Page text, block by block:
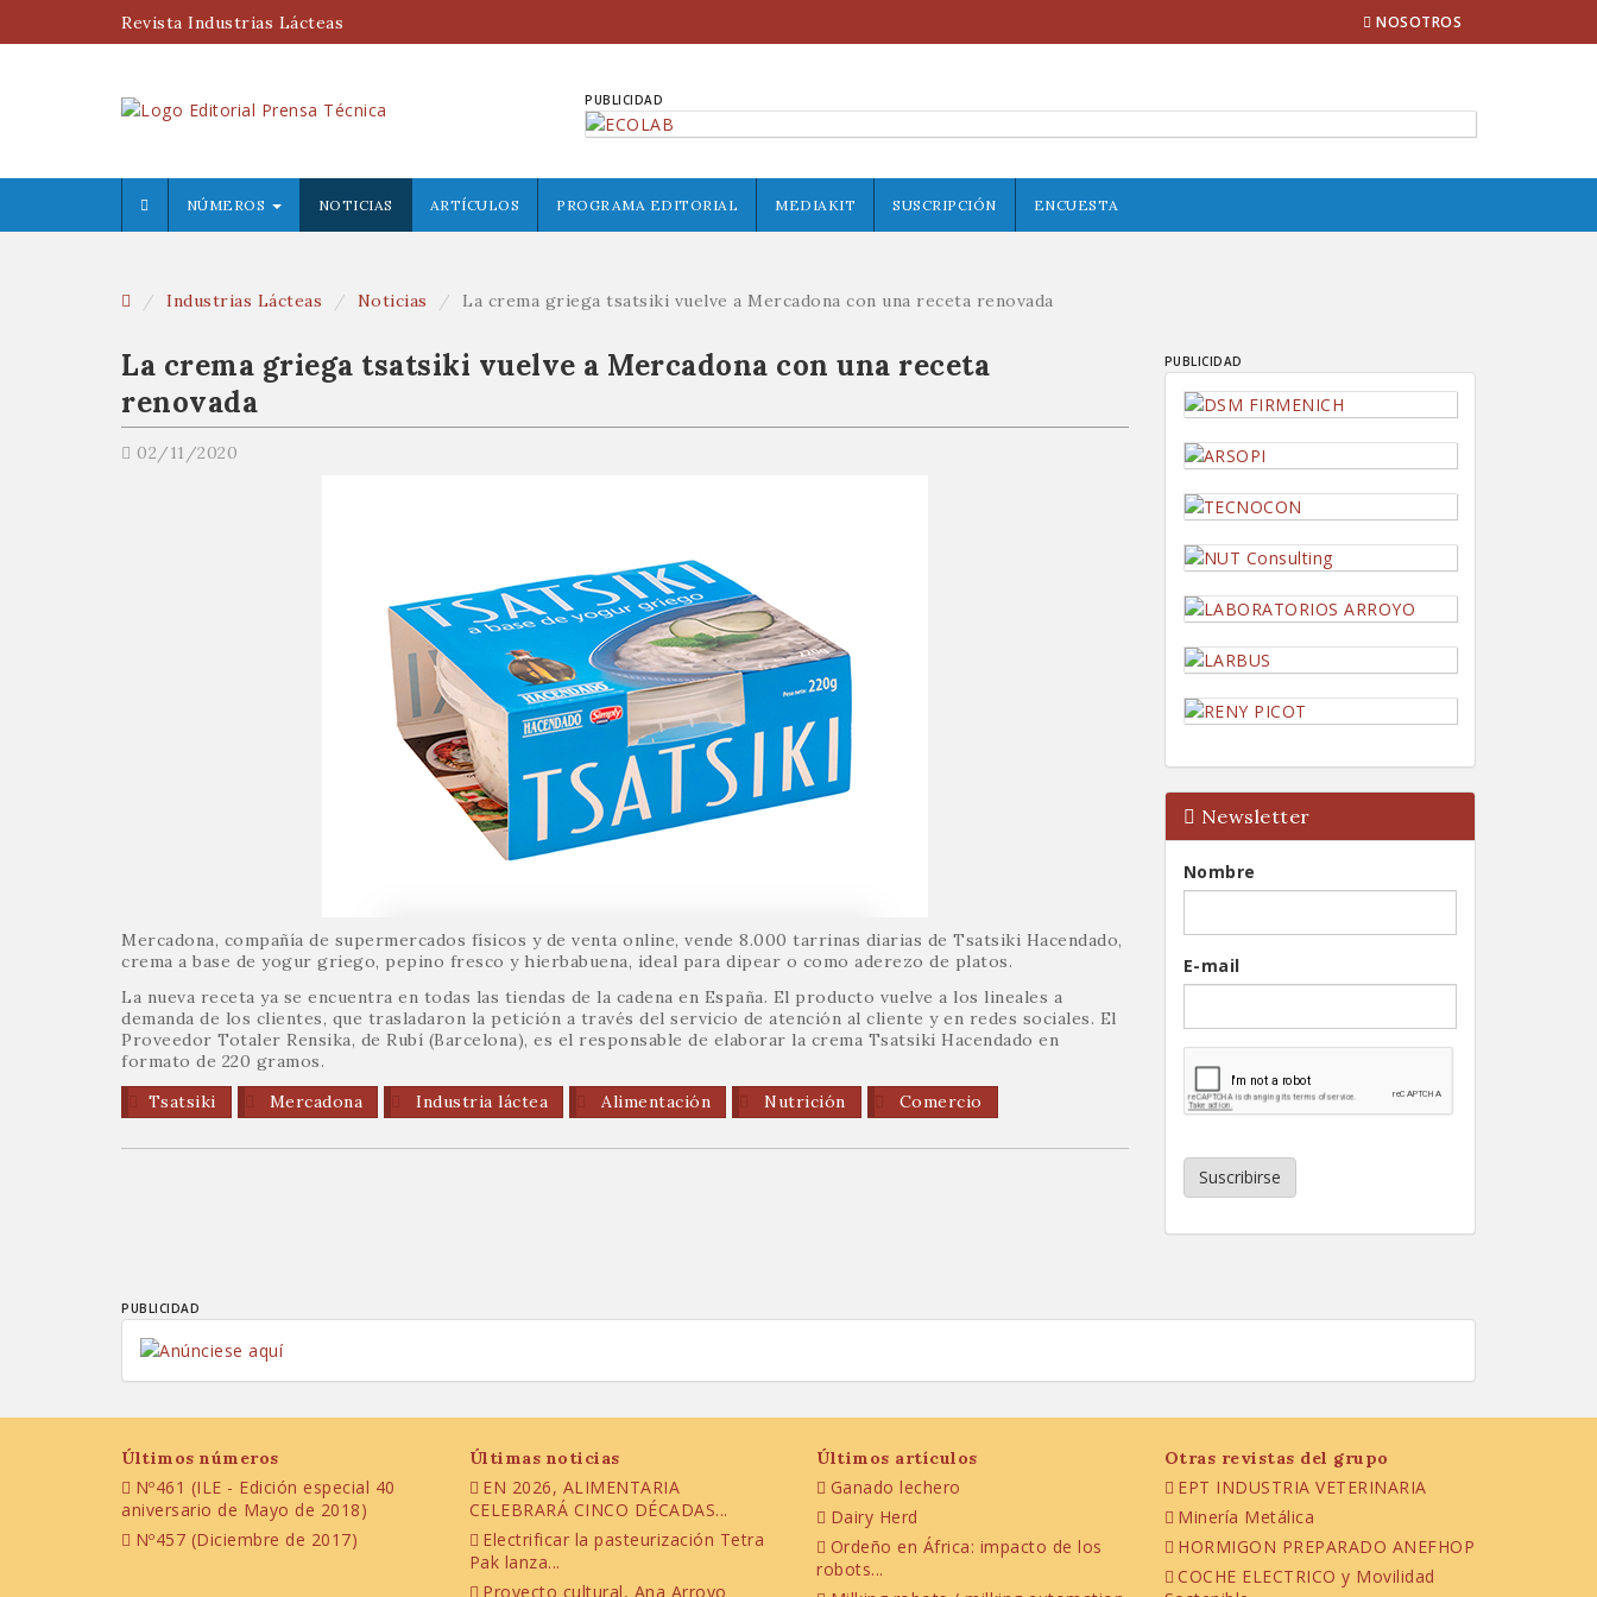
Revista Industrias Lácteas NOSOTROS
PUBLICIDAD
NÚMEROS NOTICIAS ARTÍCULOS PROGRAMA EDITORIAL MEDIAKIT SUSCRIPCIÓN ENCUESTA
Industrias Lácteas Noticias La crema griega tsatsiki vuelve a Mercadona con una receta renovada
La crema griega tsatsiki vuelve a Mercadona con una receta
renovada
02/11/2020
Mercadona, compañía de supermercados físicos y de venta online, vende 8.000 tarrinas diarias de Tsatsiki Hacendado,
crema a base de yogur griego, pepino fresco y hierbabuena, ideal para dipear o como aderezo de platos.
La nueva receta ya se encuentra en todas las tiendas de la cadena en España. El producto vuelve a los lineales a
demanda de los clientes, que trasladaron la petición a través del servicio de atención al cliente y en redes sociales. El
Proveedor Totaler Rensika, de Rubí (Barcelona), es el responsable de elaborar la crema Tsatsiki Hacendado en
formato de 220 gramos.
Tsatsiki
Mercadona Industria láctea Alimentación Nutrición Comercio
PUBLICIDAD
Newsletter
Nombre
E-mail
Suscribirse
PUBLICIDAD
Últimos números
Nº461 (ILE - Edición especial 40
aniversario de Mayo de 2018)
Nº457 (Diciembre de 2017)
Últimas noticias
EN 2026, ALIMENTARIA
CELEBRARÁ CINCO DÉCADAS...
Electrificar la pasteurización Tetra
Pak lanza...
Proyecto cultural, Ana Arroyo
Últimos artículos
Ganado lechero
Dairy Herd
Ordeño en África: impacto de los
robots...
Otras revistas del grupo
EPT INDUSTRIA VETERINARIA
Minería Metálica
HORMIGON PREPARADO ANEFHOP
COCHE ELECTRICO y Movilidad